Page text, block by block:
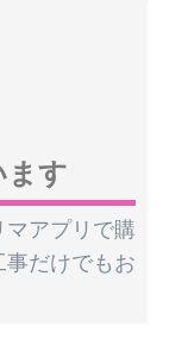
ます
アプリで購
事だけでもお